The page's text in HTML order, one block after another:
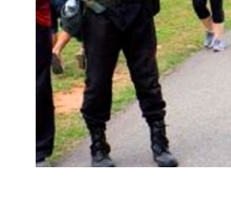
Hit enter to search or ESC to